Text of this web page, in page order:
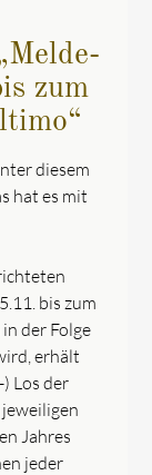
zum
diesem
hat es mit
bis zum
der Folge
erhält
Los der
Jahres
jeder